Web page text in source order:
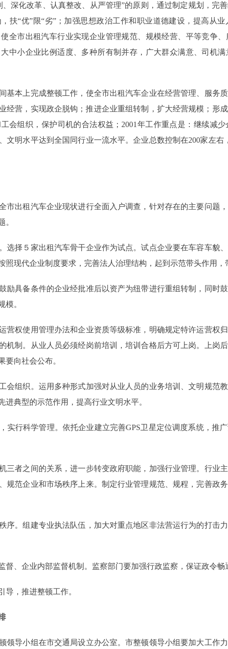
化改革、认真整改、从严管理”的原则，通过制定规划，完
扶“优”限“劣”；加强思想政治工作和职业道德建设，提高从
全市出租汽车行业实现企业管理规范、规模经营、平等竞争
中小企业比例适度、多种所有制并存，广大群众满意、司机
本上完成整顿工作，使全市出租汽车企业在经营管理、服务
经营，实现政企脱钩；推进企业重组转制，扩大经营规模；形
会组织，保护司机的合法权益；2001年工作重点是：继续减
文明水平达到全国同行业一流水平。企业总数控制在200家左
出租汽车企业现状进行全面入户调查，针对存在的主要问题
。
择５家出租汽车骨干企业作为试点。试点企业要在车容车貌
照现代企业制度要求，完善法人治理结构，起到示范带头作用，
具备条件的企业经批准后以资产为纽带进行重组转制，同时
模。
权使用管理办法和企业资质等级标准，明确规定特许运营权
机制。从业人员必须经岗前培训，培训合格后方可上岗。上岗
要向社会公布。
组织。运用多种形式加强对从业人员的业务培训、文明规范
典型的示范作用，提高行业文明水平。
行科学管理。依托企业建立完善GPS卫星定位调度系统，推
者之间的关系，进一步转变政府职能，加强行业管理。行业
规范企业和市场秩序上来。制定行业管理规范、规程，完善政
。组建专业执法队伍，加大对重点地区非法营运行为的打击
、企业内部监督机制。监察部门要加强行政监察，保证政令畅
，推进整顿工作。
导小组在市交通局设立办公室。市整顿领导小组要加大工作